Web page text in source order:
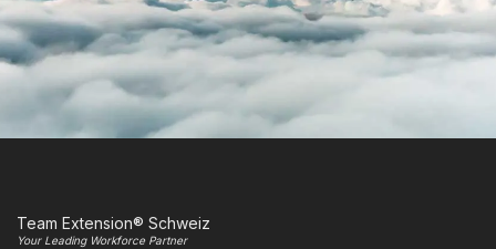
Team Extension® Schweiz
Your Leading Workforce Partner